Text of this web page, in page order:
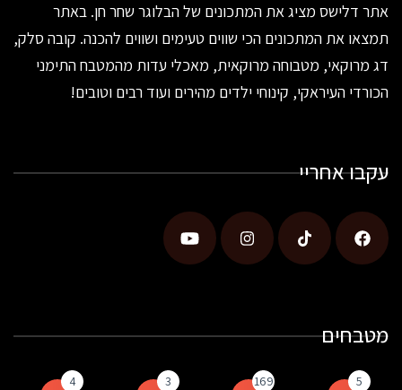
אתר דלישס מציג את המתכונים של הבלוגר שחר חן. באתר
תמצאו את המתכונים הכי שווים טעימים ושווים להכנה. קובה סלק,
דג מרוקאי, מטבוחה מרוקאית, מאכלי עדות מהמטבח התימני
הכורדי העיראקי, קינוחי ילדים מהירים ועוד רבים וטובים!
עקבו אחריי
מטבחים
5
169
3
4